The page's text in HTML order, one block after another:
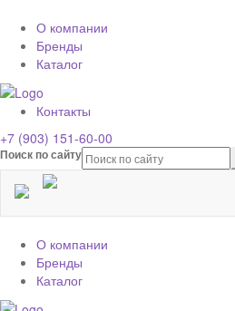
О компании
Бренды
Каталог
Контакты
+7 (903) 151-60-00
Поиск по сайту
О компании
Бренды
Каталог